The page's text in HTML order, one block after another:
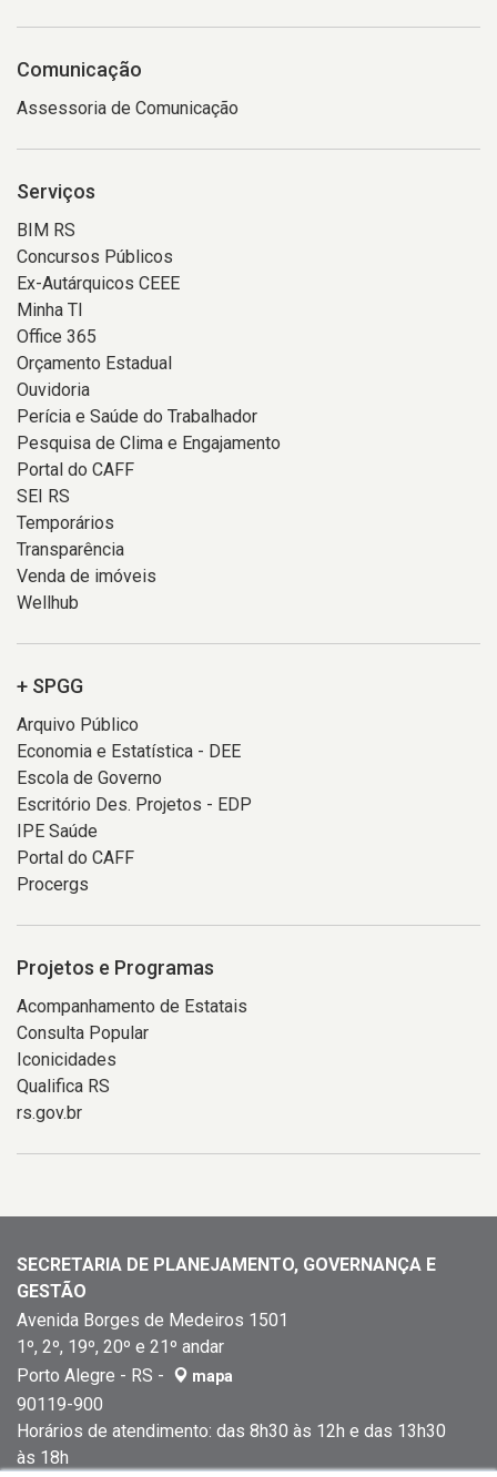
Comunicação
Assessoria de Comunicação
Serviços
BIM RS
Concursos Públicos
Ex-Autárquicos CEEE
Minha TI
Office 365
Orçamento Estadual
Ouvidoria
Perícia e Saúde do Trabalhador
Pesquisa de Clima e Engajamento
Portal do CAFF
SEI RS
Temporários
Transparência
Venda de imóveis
Wellhub
+ SPGG
Arquivo Público
Economia e Estatística - DEE
Escola de Governo
Escritório Des. Projetos - EDP
IPE Saúde
Portal do CAFF
Procergs
Projetos e Programas
Acompanhamento de Estatais
Consulta Popular
Iconicidades
Qualifica RS
rs.gov.br
SECRETARIA DE PLANEJAMENTO, GOVERNANÇA E
GESTÃO
Avenida Borges de Medeiros 1501
1º, 2º, 19º, 20º e 21º andar
Porto Alegre - RS -
mapa
90119-900
Horários de atendimento: das 8h30 às 12h e das 13h30
às 18h